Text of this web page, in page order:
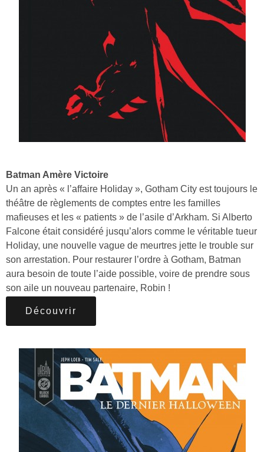
Batman Amère Victoire
Un an après « l’affaire Holiday », Gotham City est toujours le
théâtre de règlements de comptes entre les familles
mafieuses et les « patients » de l’asile d’Arkham. Si Alberto
Falcone était considéré jusqu’alors comme le véritable tueur
Holiday, une nouvelle vague de meurtres jette le trouble sur
son arrestation. Pour restaurer l’ordre à Gotham, Batman
aura besoin de toute l’aide possible, voire de prendre sous
son aile un nouveau partenaire, Robin !
Découvrir